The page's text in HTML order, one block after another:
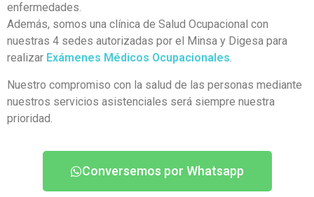
enfermedades.
Además, somos una clínica de Salud Ocupacional con
nuestras 4 sedes autorizadas por el Minsa y Digesa para
realizar Exámenes Médicos Ocupacionales.
Nuestro compromiso con la salud de las personas mediante
nuestros servicios asistenciales será siempre nuestra
prioridad.
Conversemos por Whatsapp